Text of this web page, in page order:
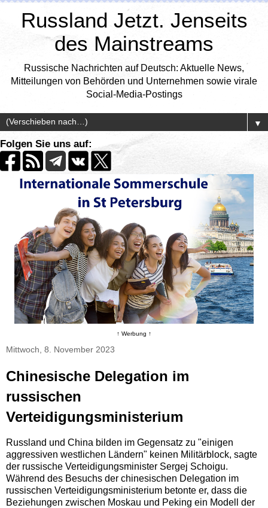
Russland Jetzt. Jenseits
des Mainstreams
Russische Nachrichten auf Deutsch: Aktuelle News,
Mitteilungen von Behörden und Unternehmen sowie virale
Social-Media-Postings
▼
Folgen Sie uns auf:
↑ Werbung ↑
Mittwoch, 8. November 2023
Chinesische Delegation im
russischen
Verteidigungsministerium
Russland und China bilden im Gegensatz zu "einigen
aggressiven westlichen Ländern" keinen Militärblock, sagte
der russische Verteidigungsminister Sergej Schoigu.
Während des Besuchs der chinesischen Delegation im
russischen Verteidigungsministerium betonte er, dass die
Beziehungen zwischen Moskau und Peking ein Modell der